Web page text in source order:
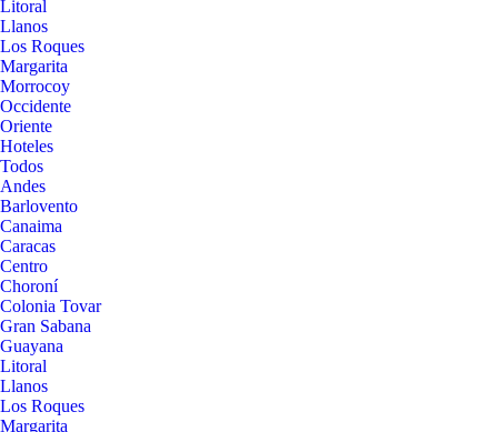
Litoral
Llanos
Los Roques
Margarita
Morrocoy
Occidente
Oriente
Hoteles
Todos
Andes
Barlovento
Canaima
Caracas
Centro
Choroní
Colonia Tovar
Gran Sabana
Guayana
Litoral
Llanos
Los Roques
Margarita